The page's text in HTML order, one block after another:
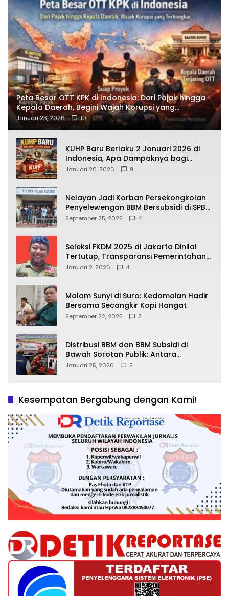
Peta Besar OTT KPK di Indonesia: Dari Pajak hingga
Kepala Daerah, Begini Wajah Korupsi yang
Terbongkar
Januari 23, 2026 10
KUHP Baru Berlaku 2 Januari 2026 di
Indonesia, Apa Dampaknya bagi
Kehidupan Warga? Ini Aturan Kunci
Januari 20, 2026 9
Nelayan Jadi Korban Persekongkolan
Penyelewengan BBM Bersubsidi di SPBU
64.78809 Teluk Batang
September 25, 2025 4
Seleksi FKDM 2025 di Jakarta Dinilai
Tertutup, Transparansi Pemerintahan
Pramono–Rano Dipertanyakan
Januari 2, 2026 4
Malam Sunyi di Suro: Kedamaian Hadir
Bersama Secangkir Kopi Hangat
September 22, 2025 3
Distribusi BBM dan BBM Subsidi di
Bawah Sorotan Publik: Antara
Kepentingan Negara, Hak Konsumen,
Januari 25, 2026 3
Kesempatan Bergabung dengan Kami!